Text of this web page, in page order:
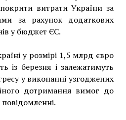
витрати України за
за рахунок додаткових
у бюджет ЄС.
у розмірі 1,5 млрд євро
із березня і залежатимуть
у виконанні узгоджених
дотримання вимог до
повідомленні.